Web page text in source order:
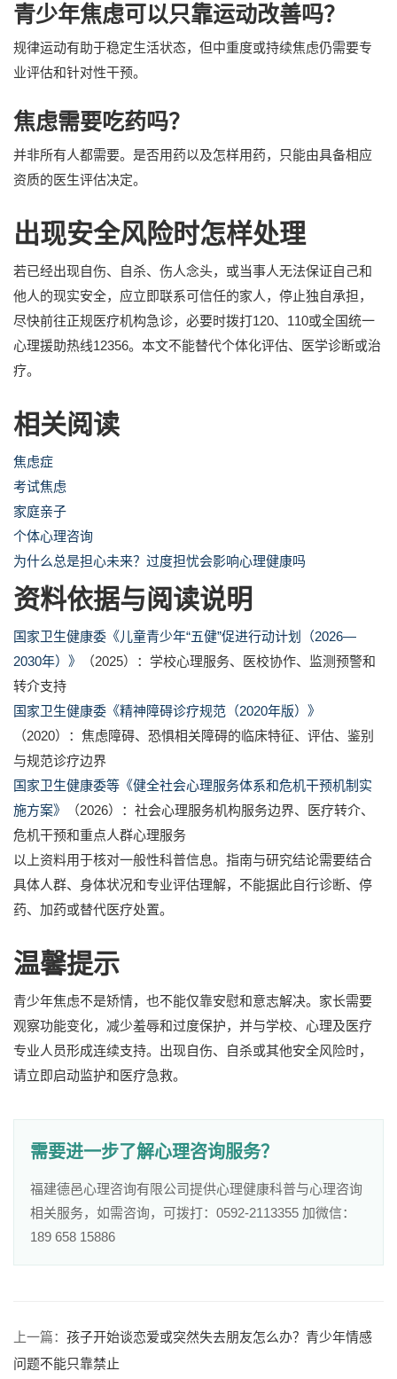
青少年焦虑可以只靠运动改善吗？
规律运动有助于稳定生活状态，但中重度或持续焦虑仍需要专
业评估和针对性干预。
焦虑需要吃药吗？
并非所有人都需要。是否用药以及怎样用药，只能由具备相应
资质的医生评估决定。
出现安全风险时怎样处理
若已经出现自伤、自杀、伤人念头，或当事人无法保证自己和
他人的现实安全，应立即联系可信任的家人，停止独自承担，
尽快前往正规医疗机构急诊，必要时拨打120、110或全国统一
心理援助热线12356。本文不能替代个体化评估、医学诊断或治
疗。
相关阅读
焦虑症
考试焦虑
家庭亲子
个体心理咨询
为什么总是担心未来？过度担忧会影响心理健康吗
资料依据与阅读说明
国家卫生健康委《儿童青少年“五健”促进行动计划（2026—
2030年）》
（2025）：学校心理服务、医校协作、监测预警和
转介支持
国家卫生健康委《精神障碍诊疗规范（2020年版）》
（2020）：焦虑障碍、恐惧相关障碍的临床特征、评估、鉴别
与规范诊疗边界
国家卫生健康委等《健全社会心理服务体系和危机干预机制实
施方案》
（2026）：社会心理服务机构服务边界、医疗转介、
危机干预和重点人群心理服务
以上资料用于核对一般性科普信息。指南与研究结论需要结合
具体人群、身体状况和专业评估理解，不能据此自行诊断、停
药、加药或替代医疗处置。
温馨提示
青少年焦虑不是矫情，也不能仅靠安慰和意志解决。家长需要
观察功能变化，减少羞辱和过度保护，并与学校、心理及医疗
专业人员形成连续支持。出现自伤、自杀或其他安全风险时，
请立即启动监护和医疗急救。
需要进一步了解心理咨询服务？
福建德邑心理咨询有限公司提供心理健康科普与心理咨询
相关服务，如需咨询，可拨打：0592-2113355 加微信：
189 658 15886
上一篇： 孩子开始谈恋爱或突然失去朋友怎么办？青少年情感
问题不能只靠禁止